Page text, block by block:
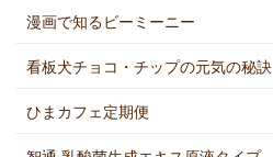
漫画で知るビーミーニー
看板犬チョコ・チップの元気の秘訣
ひまカフェ定期便